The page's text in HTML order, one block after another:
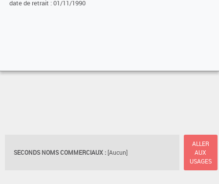
date de retrait : 01/11/1990
SECONDS NOMS COMMERCIAUX : [Aucun]
ALLER
AUX
USAGES